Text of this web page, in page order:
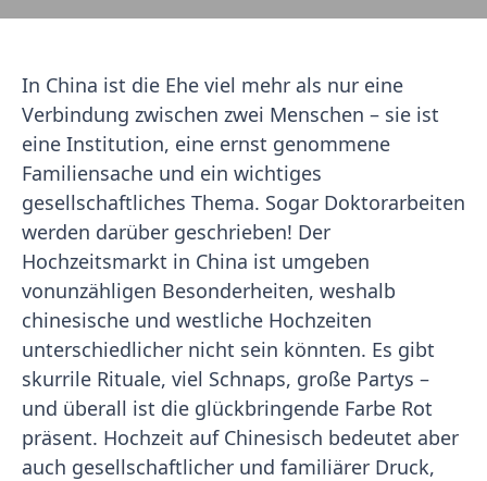
In China ist die Ehe viel mehr als nur eine
Verbindung zwischen zwei Menschen – sie ist
eine Institution, eine ernst genommene
Familiensache und ein wichtiges
gesellschaftliches Thema. Sogar Doktorarbeiten
werden darüber geschrieben! Der
Hochzeitsmarkt in China ist umgeben
vonunzähligen Besonderheiten, weshalb
chinesische und westliche Hochzeiten
unterschiedlicher nicht sein könnten. Es gibt
skurrile Rituale, viel Schnaps, große Partys –
und überall ist die glückbringende Farbe Rot
präsent. Hochzeit auf Chinesisch bedeutet aber
auch gesellschaftlicher und familiärer Druck,